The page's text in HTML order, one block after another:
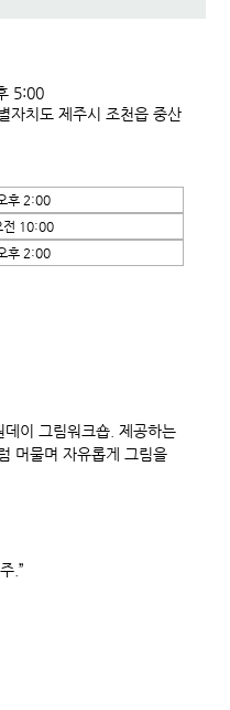
5:00
자치도 제주시 조천읍 중산
후 2:00
전 10:00
후 2:00
이 그림워크숍. 제공하는
머물며 자유롭게 그림을
.”